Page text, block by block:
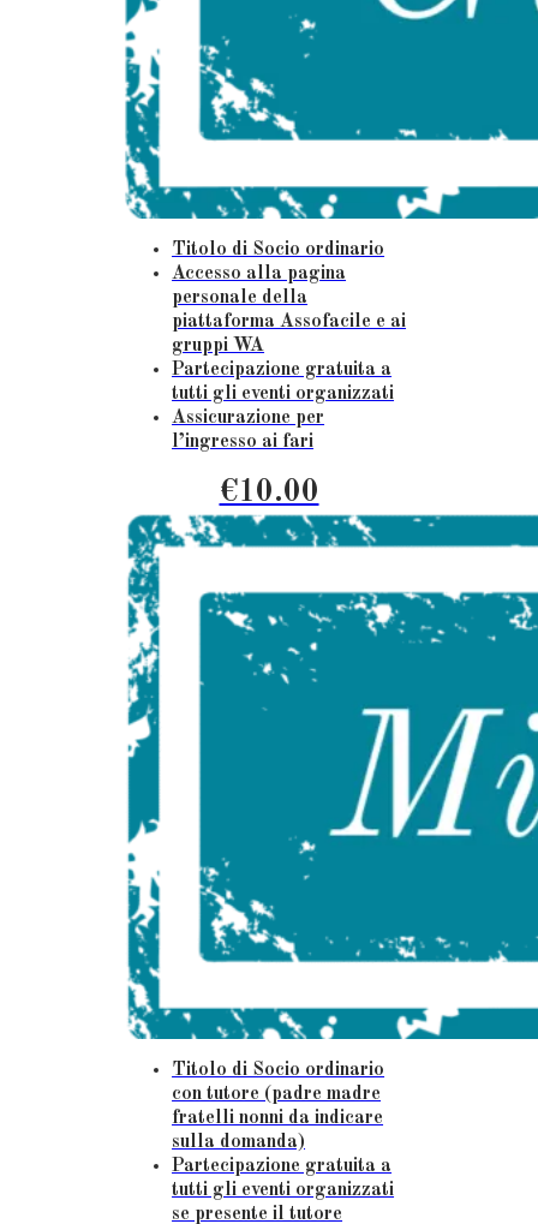
Titolo di Socio ordinario
Accesso alla pagina
personale della
piattaforma Assofacile e ai
gruppi WA
Partecipazione gratuita a
tutti gli eventi organizzati
Assicurazione per
l’ingresso ai fari
€10.00
Titolo di Socio ordinario
con tutore (padre madre
fratelli nonni da indicare
sulla domanda)
Partecipazione gratuita a
tutti gli eventi organizzati
se presente il tutore